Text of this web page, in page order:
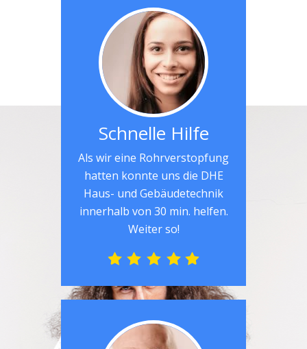
Schnelle Hilfe
Als wir eine Rohrverstopfung
hatten konnte uns die DHE
Haus- und Gebäudetechnik
innerhalb von 30 min. helfen.
Weiter so!